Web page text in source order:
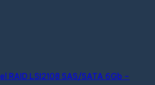
RAID LSI2108 SAS/SATA 6Gb –